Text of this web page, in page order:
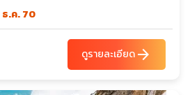
ธ.ค. 70
ดูรายละเอียดarrow_forward